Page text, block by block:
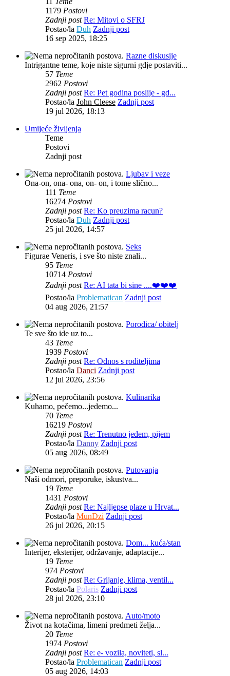
1179 Postovi
Zadnji post Re: Mitovi o SFRJ
Postao/la Duh Zadnji post
16 sep 2025, 18:25
Razne diskusije
Intrigantne teme, koje niste sigurni gdje postaviti...
57 Teme
2962 Postovi
Zadnji post Re: Pet godina poslije - gd...
Postao/la John Cleese Zadnji post
19 jul 2026, 18:13
Umijeće življenja
Teme
Postovi
Zadnji post
Ljubav i veze
Ona-on, ona- ona, on- on, i tome slično...
111 Teme
16274 Postovi
Zadnji post Re: Ko preuzima racun?
Postao/la Duh Zadnji post
25 jul 2026, 14:57
Seks
Figurae Veneris, i sve što niste znali...
95 Teme
10714 Postovi
Zadnji post Re: AI tata bi sine ....❤️❤️❤️
Postao/la Problematican Zadnji post
04 aug 2026, 21:57
Porodica/ obitelj
Te sve što ide uz to...
43 Teme
1939 Postovi
Zadnji post Re: Odnos s roditeljima
Postao/la Danci Zadnji post
12 jul 2026, 23:56
Kulinarika
Kuhamo, pečemo...jedemo...
70 Teme
16219 Postovi
Zadnji post Re: Trenutno jedem, pijem
Postao/la Danny Zadnji post
05 aug 2026, 08:49
Putovanja
Naši odmori, preporuke, iskustva...
19 Teme
1431 Postovi
Zadnji post Re: Najljepse plaze u Hrvat...
Postao/la MunDzi Zadnji post
26 jul 2026, 20:15
Dom... kuća/stan
Interijer, eksterijer, održavanje, adaptacije...
19 Teme
974 Postovi
Zadnji post Re: Grijanje, klima, ventil...
Postao/la Polaris Zadnji post
28 jul 2026, 23:10
Auto/moto
Život na kotačima, limeni predmeti želja...
20 Teme
1974 Postovi
Zadnji post Re: e- vozila, noviteti, sl...
Postao/la Problematican Zadnji post
05 aug 2026, 14:03